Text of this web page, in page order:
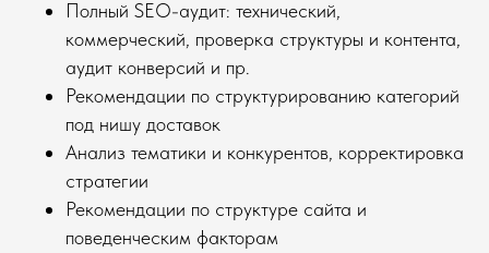
Полный SEO-аудит: технический,
коммерческий, проверка структуры и контента,
аудит конверсий и пр.
Рекомендации по структурированию категорий
под нишу доставок
Анализ тематики и конкурентов, корректировка
стратегии
Рекомендации по структуре сайта и
поведенческим факторам